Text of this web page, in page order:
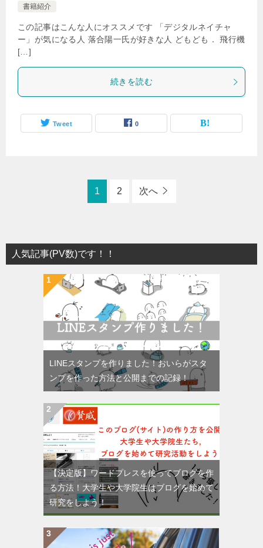
書籍紹介
この記事はこんな人にオススメです 「デジタルネイチャ
ー」が気になる人 落合陽一氏が好きな人 どもども． 飛行機
[…]
続きを読む
Tweet 0
1 2 次へ
人気記事(PV数)です！！
LINEスタンプを作りました！おいらがスタ
ンプを作った方法と公開までの記録！
【決定版】ワードプレスを使ってブログを作
る方法！大学生や大学院生はブログを始めて
研究をしよう！